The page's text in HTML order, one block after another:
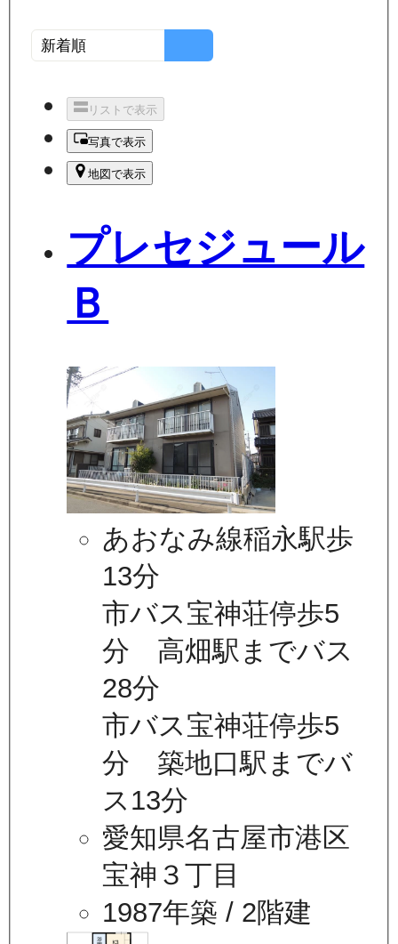
リストで表示
写真で表示
地図で表示
プレセジュール
Ｂ
あおなみ線稲永駅歩
13分
市バス宝神荘停歩5
分 高畑駅までバス
28分
市バス宝神荘停歩5
分 築地口駅までバ
ス13分
愛知県名古屋市港区
宝神３丁目
1987年築 / 2階建